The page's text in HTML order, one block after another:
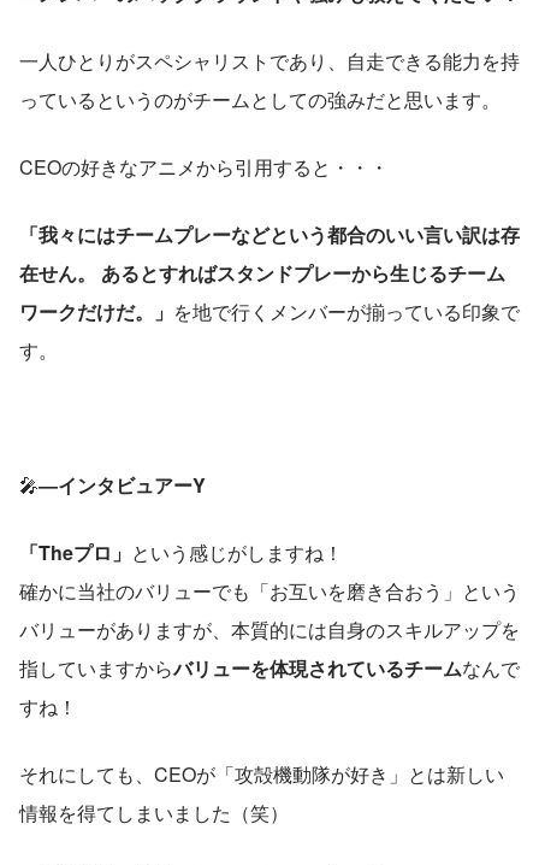
一人ひとりがスペシャリストであり、自走できる能力を持
っているというのがチームとしての強みだと思います。
CEOの好きなアニメから引用すると・・・
「我々にはチームプレーなどという都合のいい言い訳は存
在せん。 あるとすればスタンドプレーから生じるチーム
ワークだけだ。」 を地で行くメンバーが揃っている印象で
す。
🎤―インタビュアーY
「Theプロ」 という感じがしますね！
確かに当社のバリューでも「お互いを磨き合おう」という
バリューがありますが、本質的には自身のスキルアップを
指していますからバリューを体現されているチームなんで
すね！
それにしても、CEOが「攻殻機動隊が好き」とは新しい
情報を得てしまいました（笑）